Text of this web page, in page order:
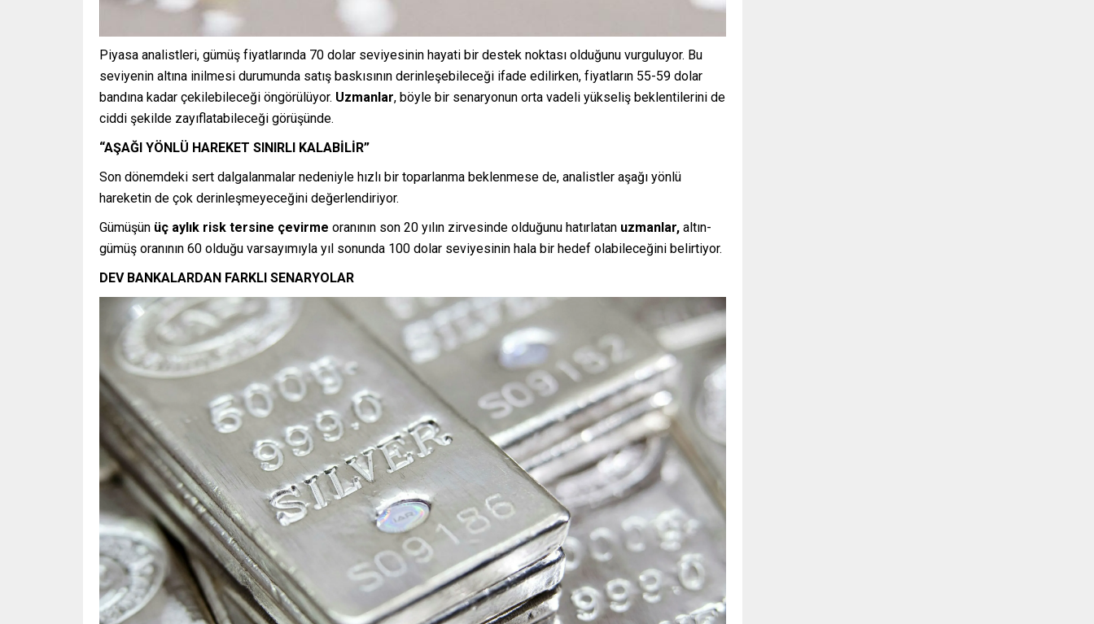
Piyasa analistleri, gümüş fiyatlarında 70 dolar seviyesinin hayati bir destek noktası olduğunu vurguluyor. Bu
seviyenin altına inilmesi durumunda satış baskısının derinleşebileceği ifade edilirken, fiyatların 55-59 dolar
bandına kadar çekilebileceği öngörülüyor. Uzmanlar, böyle bir senaryonun orta vadeli yükseliş beklentilerini de
ciddi şekilde zayıflatabileceği görüşünde.
“AŞAĞI YÖNLÜ HAREKET SINIRLI KALABİLİR”
Son dönemdeki sert dalgalanmalar nedeniyle hızlı bir toparlanma beklenmese de, analistler aşağı yönlü
hareketin de çok derinleşmeyeceğini değerlendiriyor.
Gümüşün üç aylık risk tersine çevirme oranının son 20 yılın zirvesinde olduğunu hatırlatan uzmanlar, altın-
gümüş oranının 60 olduğu varsayımıyla yıl sonunda 100 dolar seviyesinin hala bir hedef olabileceğini belirtiyor.
DEV BANKALARDAN FARKLI SENARYOLAR